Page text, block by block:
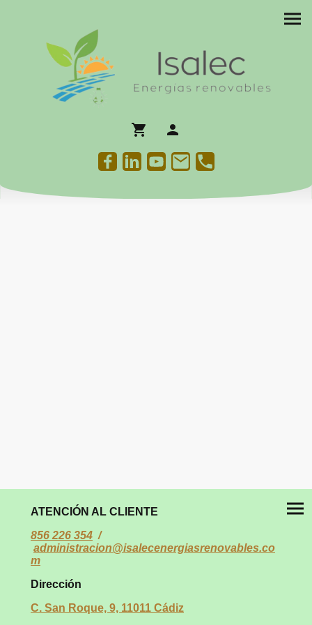
ATENCIÓN AL CLIENTE
856 226 354 /
administracion@isalecenergiasrenovables.co
m
Dirección
C. San Roque, 9, 11011 Cádiz